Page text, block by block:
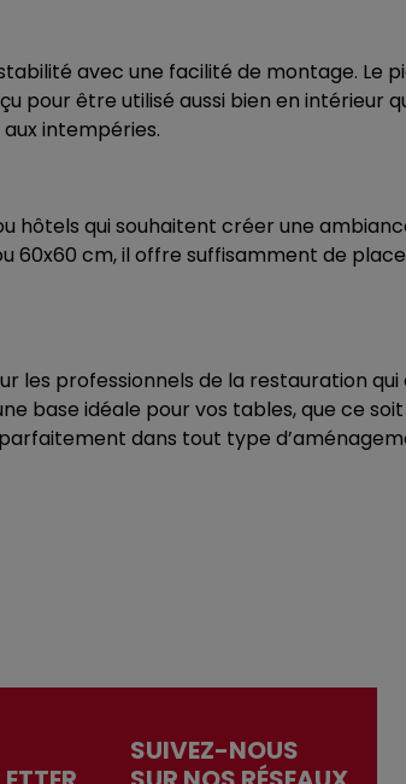
avec une facilité de montage. Le
être utilisé aussi bien en intérieur
intempéries.
hôtels qui souhaitent créer une
cm, il offre suffisamment de
les professionnels de la restauration
base idéale pour vos tables, que ce
dans tout type
SUIVEZ-NOUS